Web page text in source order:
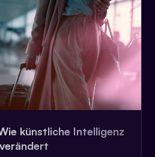
künstliche Intelligenz